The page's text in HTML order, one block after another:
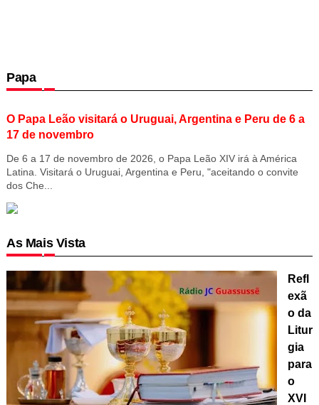
Papa
O Papa Leão visitará o Uruguai, Argentina e Peru de 6 a
17 de novembro
De 6 a 17 de novembro de 2026, o Papa Leão XIV irá à América
Latina. Visitará o Uruguai, Argentina e Peru, "aceitando o convite
dos Che...
As Mais Vista
Refl
exã
o da
Litur
gia
para
o
XVI